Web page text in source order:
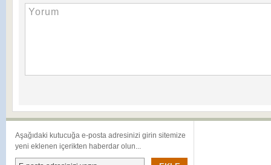
Aşağıdaki kutucuğa e-posta adresinizi girin sitemize
yeni eklenen içerikten haberdar olun...